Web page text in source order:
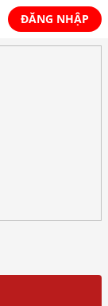
ĐĂNG NHẬP